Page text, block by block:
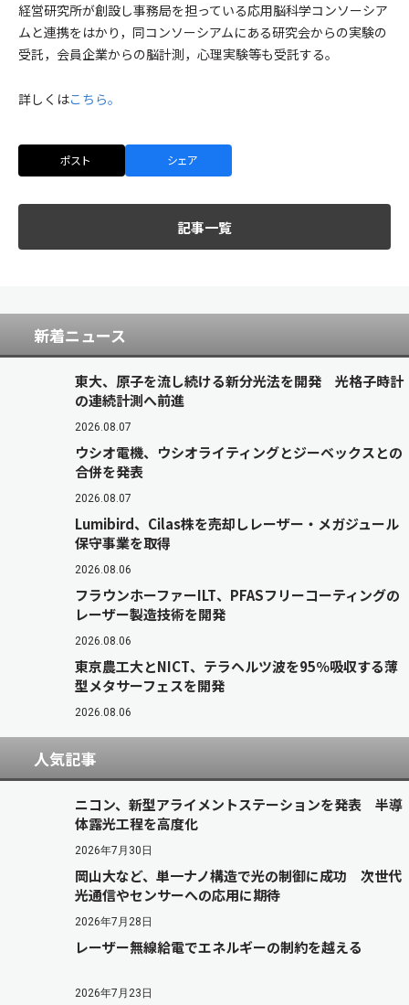
経営研究所が創設し事務局を担っている応用脳科学コンソーシア
ムと連携をはかり，同コンソーシアムにある研究会からの実験の
受託，会員企業からの脳計測，心理実験等も受託する。
詳しくはこちら。
ポスト シェア
記事一覧
新着ニュース
東大、原子を流し続ける新分光法を開発 光格子時計
の連続計測へ前進
2026.08.07
ウシオ電機、ウシオライティングとジーベックスとの
合併を発表
2026.08.07
Lumibird、Cilas株を売却しレーザー・メガジュール
保守事業を取得
2026.08.06
フラウンホーファーILT、PFASフリーコーティングの
レーザー製造技術を開発
2026.08.06
東京農工大とNICT、テラヘルツ波を95％吸収する薄
型メタサーフェスを開発
2026.08.06
人気記事
ニコン、新型アライメントステーションを発表 半導
体露光工程を高度化
2026年7月30日
岡山大など、単一ナノ構造で光の制御に成功 次世代
光通信やセンサーへの応用に期待
2026年7月28日
レーザー無線給電でエネルギーの制約を越える
2026年7月23日